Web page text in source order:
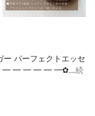
ー パーフェクトエッセ
━ ━ ━ ━ ━ ━ ━✿…続